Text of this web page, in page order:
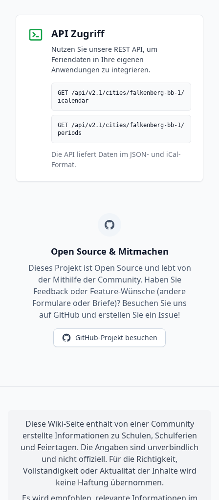
API Zugriff
Nutzen Sie unsere REST API, um
Feriendaten in Ihre eigenen
Anwendungen zu integrieren.
GET /api/v2.1/cities/falkenberg-bb-1/
icalendar
GET /api/v2.1/cities/falkenberg-bb-1/
periods
Die API liefert Daten im JSON- und iCal-
Format.
Open Source & Mitmachen
Dieses Projekt ist Open Source und lebt von
der Mithilfe der Community. Haben Sie
Feedback oder Feature-Wünsche (andere
Formulare oder Briefe)? Besuchen Sie uns
auf GitHub und erstellen Sie ein Issue!
GitHub-Projekt besuchen
Diese Wiki-Seite enthält von einer Community
erstellte Informationen zu Schulen, Schulferien
und Feiertagen. Die Angaben sind unverbindlich
und nicht offiziell. Für die Richtigkeit,
Vollständigkeit oder Aktualität der Inhalte wird
keine Haftung übernommen.